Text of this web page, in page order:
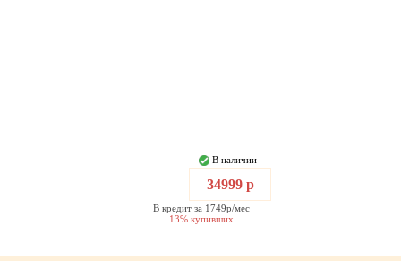
В наличии
34999 р
В кредит за 1749р/мес
13% купивших